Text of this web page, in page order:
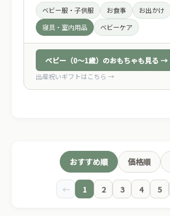
ベビー服・子供服 お食事
お出かけ
寝具・室内用品
ベビーケア
ベビー（0〜1歳）のおもちゃも見る →
出産祝いギフトはこちら →
おすすめ順 価格順
← 1 2 3 4 5